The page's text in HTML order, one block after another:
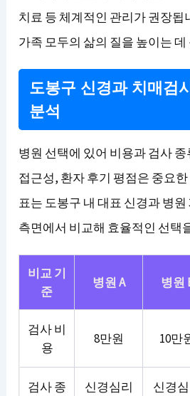
치료 등 체계적인 관리가 권장됩
가족 모두의 삶의 질을 높이는
도봉구 신경과 치매검
분석
병원 선택에 있어 비용과 검사
접근성, 환자 후기 평점은 중요
표는 도봉구 내 대표 신경과 병
측면에서 비교해 효율적인 선택
비교 기
준
병원 A 병원
검사 비
용
8만원 10만
검사 종
신경심리
신경